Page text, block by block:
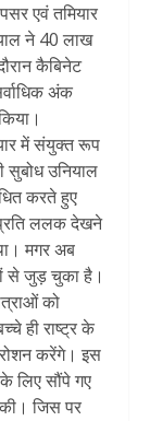
एवं तमियार
ने 40 लाख
कैबिनेट
अंक
में संयुक्त रूप
सुबोध उनियाल
करते हुए
प्रति ललक देखने
मगर अब
से जुड़ चुका है।
को
ही राष्ट्र के
रोशन करेंगे। इस
के लिए सौंपे गए
की। जिस पर